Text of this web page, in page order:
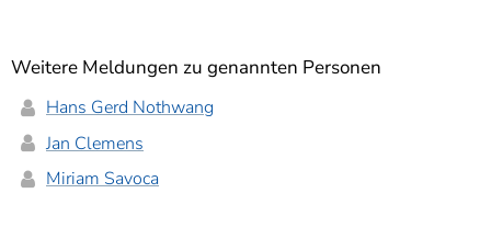
Weitere Meldungen zu genannten Personen
Hans Gerd Nothwang
Jan Clemens
Miriam Savoca